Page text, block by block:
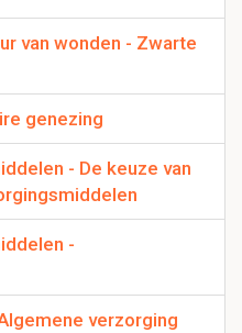
van wonden - Zwarte
genezing
- De keuze van
-
verzorging